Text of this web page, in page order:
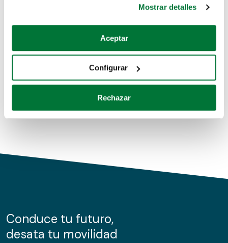
Si lo permite, también quisiéramos:
Recopilar información sobre su ubicación geográfica
Identificar su dispositivo analizándolo activamente
para buscar características específicas (huellas
Obtenga más información sobre cómo se procesan sus
de cookies.
información sobre el uso que haga del sitio web con
nuestros partners de redes sociales, publicidad y análisis
Mostrar detalles
Aceptar
Configurar
Rechazar
Coches de segunda mano
Coches de km0
Conduce tu futuro,
desata tu movilidad